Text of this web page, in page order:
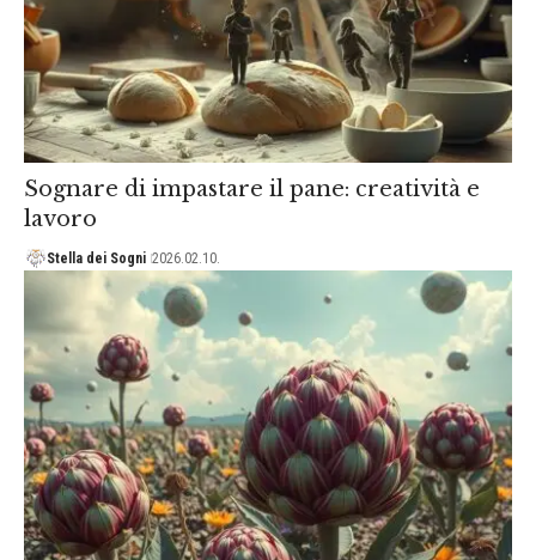
Sognare di impastare il pane: creatività e
lavoro
Stella dei Sogni 2026.02.10.